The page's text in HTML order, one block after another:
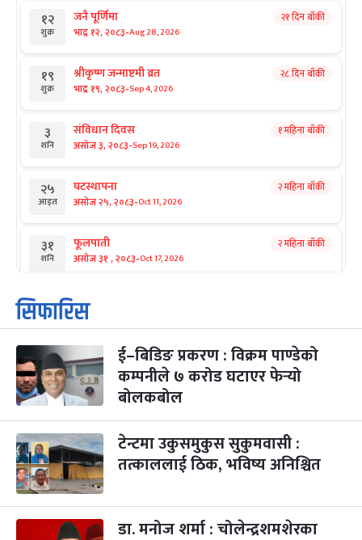
१२
शुक्र
जनै पूर्णिमा
भाद्र १२, २०८३-Aug 28, 2026
२१ दिन बाँकी
१९
शुक्र
श्रीकृष्ण जन्माष्टमी व्रत
भाद्र १९, २०८३-Sep 4, 2026
२८ दिन बाँकी
३
शनि
संविधान दिवस
असोज ३, २०८३-Sep 19, 2026
१ महिना बाँकी
२५
आइत
घटस्थापना
असोज २५, २०८३-Oct 11, 2026
२ महिना बाँकी
३१
शनि
फूलपाती
असोज ३१ , २०८३-Oct 17, 2026
२ महिना बाँकी
१
आइत
कार्तिक सङ्क्रान्ति
कार्तिक १, २०८३
३
मंगल
महानवमी
कार्तिक ३, २०८३-Oct 20, 2026
२ महिना बाँकी
४
५
बिहि
पापा‌ङ्कुशा एकादशी व्रत
कार्तिक ५, २०८३
२ महिना बाँकी
कुकुर तिहार ३ महिना बाँकी
सिफारिस
ई–बिडिङ प्रकरण : विक्रम पाण्डेको
कम्पनीले ७ करोड घटाएर फेर्‍यो
बोलकबोल
टेन्टमा उकुसमुकुस सुकुमवासी :
तत्काललाई ठिक, भविष्य अनिश्चित
डा. मनोज शर्मा : चोलेन्द्रशमशेरका